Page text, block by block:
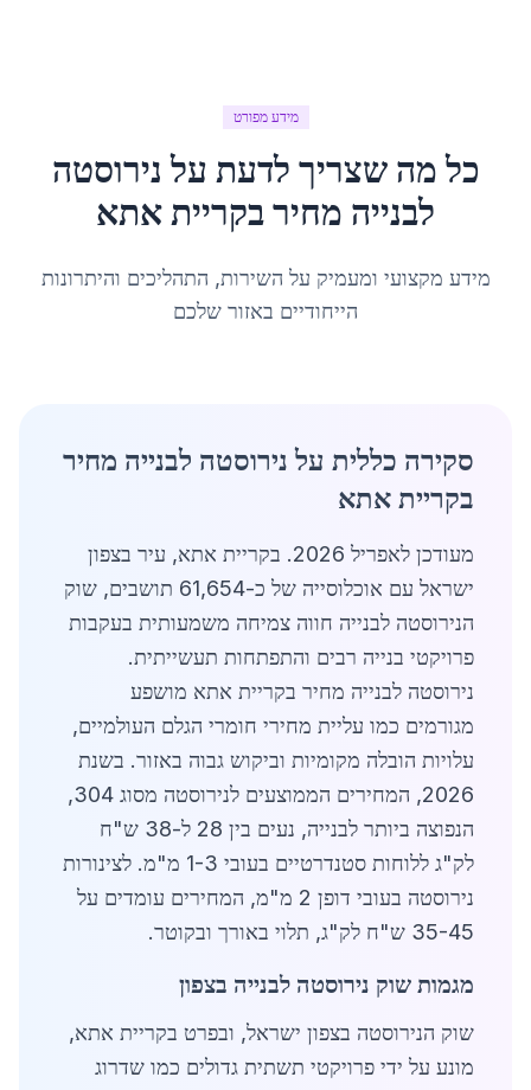
מידע מפורט
כל מה שצריך לדעת על נירוסטה
לבנייה מחירבקריית אתא
מידע מקצועי ומעמיק על השירות, התהליכים והיתרונות
הייחודיים באזור שלכם
סקירה כללית על נירוסטה לבנייה מחיר
בקריית אתא
מעודכן לאפריל 2026. בקריית אתא, עיר בצפון
ישראל עם אוכלוסייה של כ-61,654 תושבים, שוק
הנירוסטה לבנייה חווה צמיחה משמעותית בעקבות
פרויקטי בנייה רבים והתפתחות תעשייתית.
נירוסטה לבנייה מחיר בקריית אתא מושפע
מגורמים כמו עליית מחירי חומרי הגלם העולמיים,
עלויות הובלה מקומיות וביקוש גבוה באזור. בשנת
2026, המחירים הממוצעים לנירוסטה מסוג 304,
הנפוצה ביותר לבנייה, נעים בין 28 ל-38 ש"ח
לק"ג ללוחות סטנדרטיים בעובי 1-3 מ"מ. לצינורות
נירוסטה בעובי דופן 2 מ"מ, המחירים עומדים על
35-45 ש"ח לק"ג, תלוי באורך ובקוטר.
מגמות שוק נירוסטה לבנייה בצפון
שוק הנירוסטה בצפון ישראל, ובפרט בקריית אתא,
מונע על ידי פרויקטי תשתית גדולים כמו שדרוג